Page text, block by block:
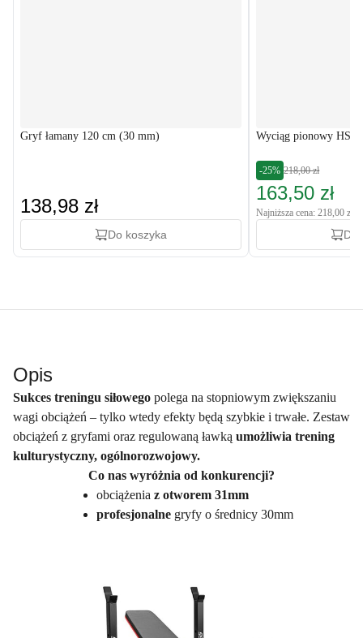
Gryf łamany 120 cm (30 mm)
138,98 zł
Do koszyka
Wyciąg pionowy HS-
-25% 218,00 zł
163,50 zł
Najniższa cena: 218,00 zł
Do
Opis
Sukces treningu siłowego polega na stopniowym zwiększaniu
wagi obciążeń – tylko wtedy efekty będą szybkie i trwałe. Zestaw
obciążeń z gryfami oraz regulowaną ławką umożliwia trening
kulturystyczny, ogólnorozwojowy.
Co nas wyróżnia od konkurencji?
obciążenia z otworem 31mm
profesjonalne gryfy o średnicy 30mm